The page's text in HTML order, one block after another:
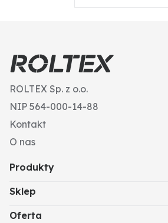
ROLTEX Sp. z o.o.
NIP 564-000-14-88
Kontakt
O nas
Produkty
Sklep
Oferta